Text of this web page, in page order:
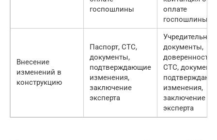
госпошлины
оплате
госпошлины
Внесение
изменений в
конструкцию
Паспорт, СТС,
документы,
подтверждающие
изменения,
заключение
эксперта
Учредительные
документы,
доверенность,
СТС,
изменения,
заключение
эксперта